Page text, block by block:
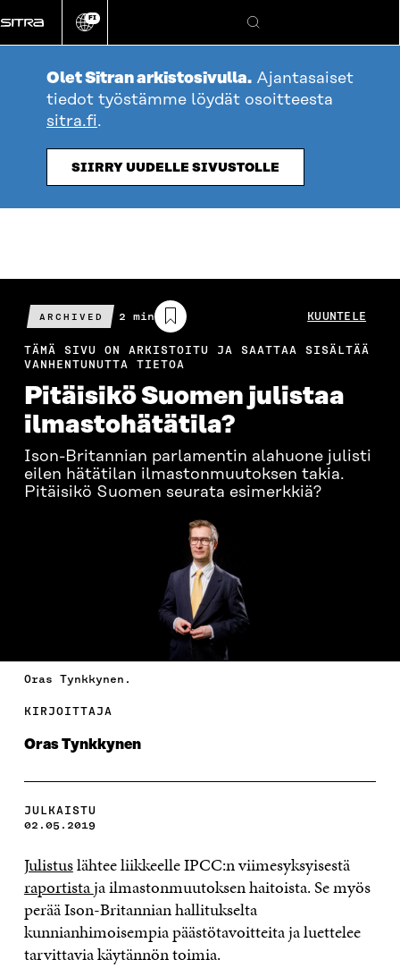
suoraan
sisältöön
Vaihda
kieli
FI
Hae
Olet Sitran arkistosivulla. Ajantasaiset
tiedot työstämme löydät osoitteesta
sitra.fi.
SIIRRY UUDELLE SIVUSTOLLE
ARCHIVED
Arvioitu
lukuaika
2 min KUUNTELE
TÄMÄ SIVU ON ARKISTOITU JA SAATTAA SISÄLTÄÄ
VANHENTUNUTTA TIETOA
Pitäisikö Suomen julistaa
ilmastohätätila?
Ison-Britannian parlamentin alahuone julisti
eilen hätätilan ilmastonmuutoksen takia.
Pitäisikö Suomen seurata esimerkkiä?
Oras Tynkkynen.
KIRJOITTAJA
Oras Tynkkynen
JULKAISTU
02.05.2019
Julistuslähtee liikkeelle IPCC:n viimesyksyisestä
raportistaja ilmastonmuutoksen haitoista. Se myös
perää Ison-Britannian hallitukselta
kunnianhimoisempia päästötavoitteita ja luettelee
tarvittavia käytännön toimia.